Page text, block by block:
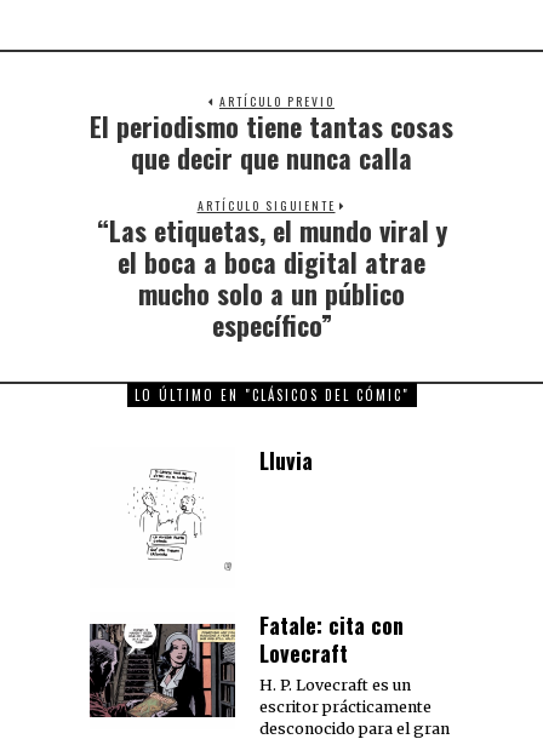
ARTÍCULO PREVIO
Previous
El periodismo tiene tantas cosas
que decir que nunca calla
ARTÍCULO SIGUIENTE
Next
post:
“Las etiquetas, el mundo viral y
el boca a boca digital atrae
mucho solo a un público
específico”
LO ÚLTIMO EN "CLÁSICOS DEL CÓMIC"
Lluvia
Fatale: cita con
Lovecraft
H. P. Lovecraft es un
escritor prácticamente
desconocido para el gran